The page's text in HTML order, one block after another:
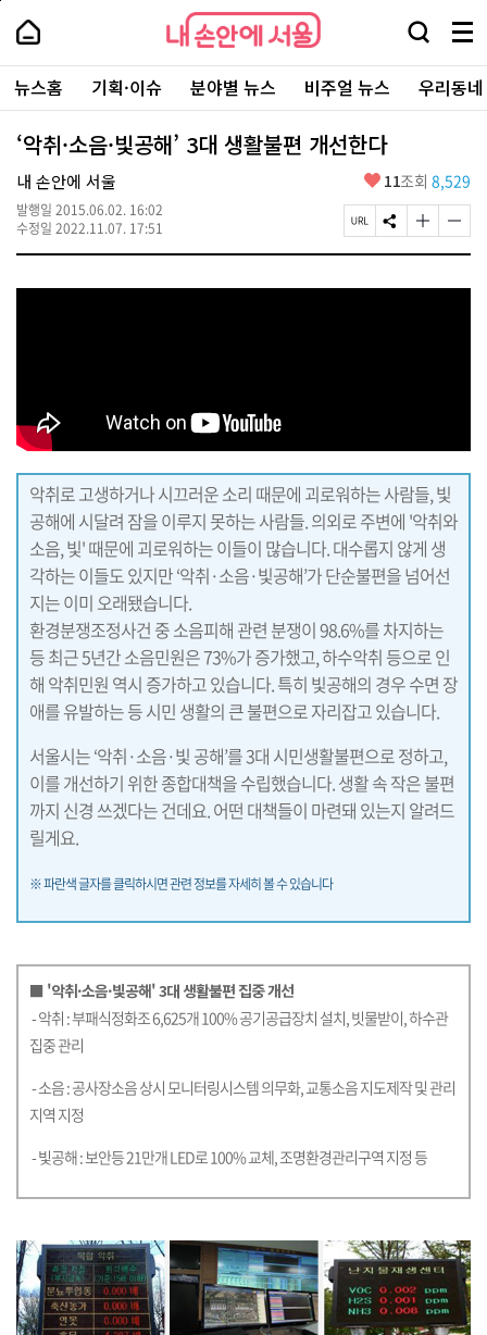
본
로
가
내
손
안
에
서
울
-
서
울
시
대
표
소
포
내
손
에
울
검
창
열
기
메
뉴
전
체
보
주
요
서
뉴스홈 기획·이슈 분야별 뉴스 비주얼 뉴스 우리동
‘악취·소음·빛공해’ 3대 생활불편 개선한다
내 손안에 서울
발행일 2015.06.02. 16:02
수정일 2022.11.07. 17:51
좋
요
11조회 8,529
페
이
U
S
N
공
글
자
기
글
자
기
악취로 고생하거나 시끄러운 소리 때문에 괴로워하는 사람들, 빛
공해에 시달려 잠을 이루지 못하는 사람들. 의외로 주변에 '악취와
소음, 빛' 때문에 괴로워하는 이들이 많습니다. 대수롭지 않게 생
각하는 이들도 있지만 ‘악취·소음·빛공해’가 단순불편을 넘어선
지는 이미 오래됐습니다.
환경분쟁조정사건 중 소음피해 관련 분쟁이 98.6%를 차지하는
등 최근 5년간 소음민원은 73%가 증가했고, 하수악취 등으로 인
해 악취민원 역시 증가하고 있습니다. 특히 빛공해의 경우 수면 장
애를 유발하는 등 시민 생활의 큰 불편으로 자리잡고 있습니다.
서울시는 ‘악취·소음·빛 공해’를 3대 시민생활불편으로 정하고,
이를 개선하기 위한 종합대책을 수립했습니다. 생활 속 작은 불편
까지 신경 쓰겠다는 건데요. 어떤 대책들이 마련돼 있는지 알려드
릴게요.
※ 파란색 글자를 클릭하시면 관련 정보를 자세히 볼 수 있습니다
■ '악취·소음·빛공해' 3대 생활불편 집중 개선
- 악취 : 부패식정화조 6,625개 100% 공기공급장치 설치, 빗물받이, 하수관
집중 관리
- 소음 : 공사장소음 상시 모니터링시스템 의무화, 교통소음 지도제작 및 관리
지역 지정
- 빛공해 : 보안등 21만개 LED로 100% 교체, 조명환경관리구역 지정 등
페
상
단
로